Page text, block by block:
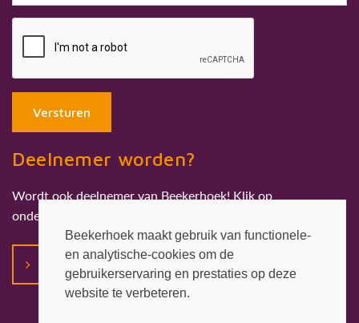
Beekerhoek maakt gebruik van functionele-
en analytische-cookies om de
gebruikerservaring en prestaties op deze
website te verbeteren.
Versturen
Deelnemer worden?
Wordt ook deelnemer van Beekerhoek! Klik op
onderstaande button.
Deelnemer worden